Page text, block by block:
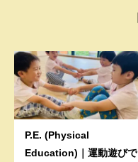
P.E. (Physical
Education)｜運動遊びで